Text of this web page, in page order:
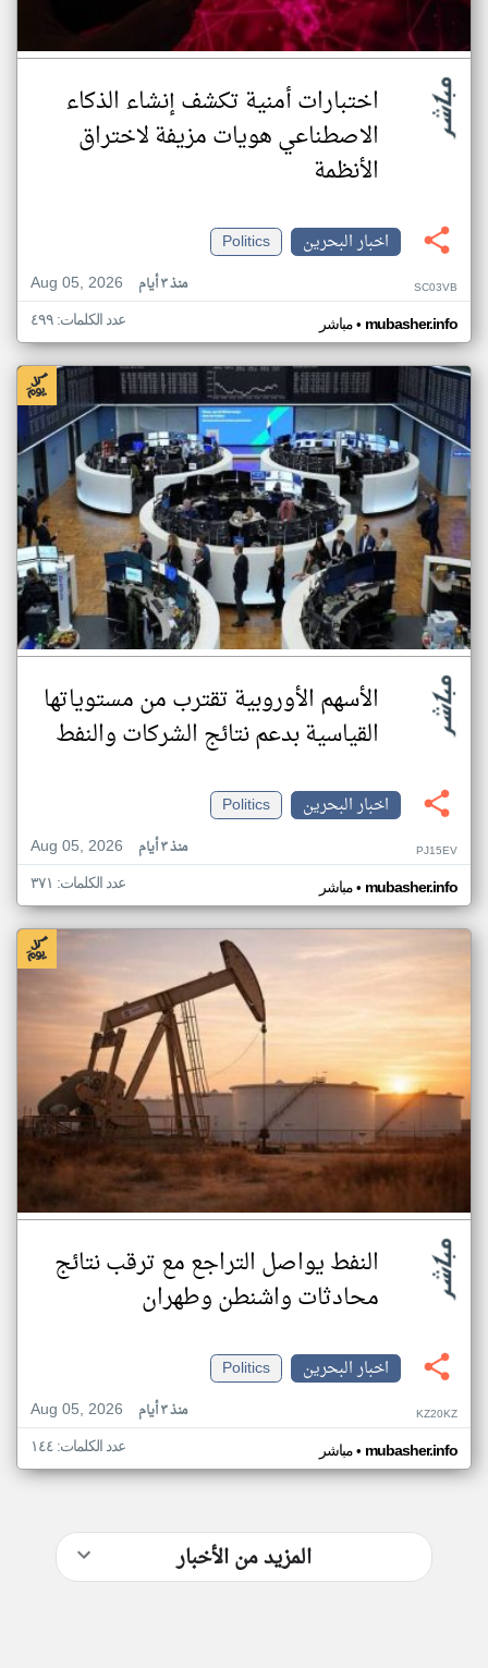
اختبارات أمنية تكشف إنشاء الذكاء
الاصطناعي هويات مزيفة لاختراق
الأنظمة
اخبار البحرين
Politics
Aug 05, 2026
منذ ٣ أيام SC03VB
مباشر• mubasher.info عدد الكلمات: ٤٩٩
الأسهم الأوروبية تقترب من مستوياتها
القياسية بدعم نتائج الشركات والنفط
اخبار البحرين
Politics
Aug 05, 2026
منذ ٣ أيام PJ15EV
مباشر• mubasher.info عدد الكلمات: ٣٧١
النفط يواصل التراجع مع ترقب نتائج
محادثات واشنطن وطهران
اخبار البحرين
Politics
Aug 05, 2026
منذ ٣ أيام KZ20KZ
مباشر• mubasher.info عدد الكلمات: ١٤٤
المزيد من الأخبار